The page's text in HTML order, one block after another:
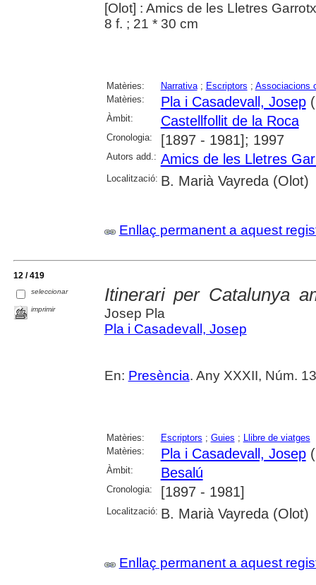
[Olot] : Amics de les Lletres
8 f. ; 21 * 30 cm
Matèries: Narrativa; Escriptors ; Associacions
Matèries:
Pla i Casadevall, Josep
Àmbit: Castellfollit de la Roca
Cronologia: [1897 - 1981]; 1997
Autors add.: Amics de les Lletres
Localització: B. Marià Vayreda (Olot)
Enllaç permanent a aquest
12 / 419
seleccionar
imprimir
Itinerari per Catalunya
Josep Pla
Pla i Casadevall, Josep
En: Presència. Any XXXII, Núm.
Matèries: Escriptors ; Guies ; Llibre de viatges
Matèries:
Pla i Casadevall, Josep
Àmbit: Besalú
Cronologia: [1897 - 1981]
Localització: B. Marià Vayreda (Olot)
Enllaç permanent a aquest